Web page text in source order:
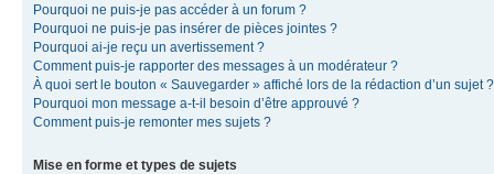
Pourquoi ne puis-je pas accéder à un forum ?
Pourquoi ne puis-je pas insérer de pièces jointes ?
Pourquoi ai-je reçu un avertissement ?
Comment puis-je rapporter des messages à un modérateur ?
À quoi sert le bouton « Sauvegarder » affiché lors de la rédaction d’un sujet ?
Pourquoi mon message a-t-il besoin d’être approuvé ?
Comment puis-je remonter mes sujets ?
Mise en forme et types de sujets